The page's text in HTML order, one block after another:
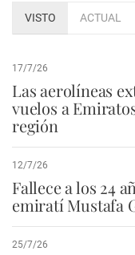
VISTO ACTUAL
17/7/26
Las aerolíneas
vuelos a
región
12/7/26
Fallece a los 24
emiratí Mustafa
25/7/26